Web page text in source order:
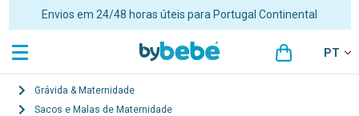
Envios em 24/48 horas úteis para Portugal Continental
PT
Grávida & Maternidade
Sacos e Malas de Maternidade